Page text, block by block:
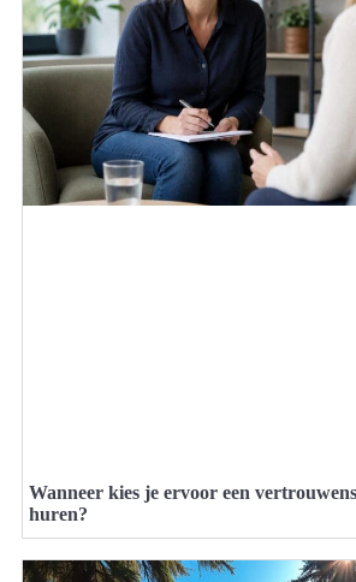
Wanneer kies je ervoor een
huren?